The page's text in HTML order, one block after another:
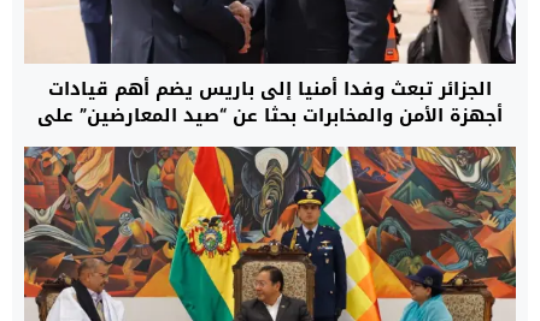
الجزائر تبعث وفدا أمنيا إلى باريس يضم أهم قيادات
أجهزة الأمن والمخابرات بحثا عن “صيد المعارضين” على
الأراضي الفرنسية